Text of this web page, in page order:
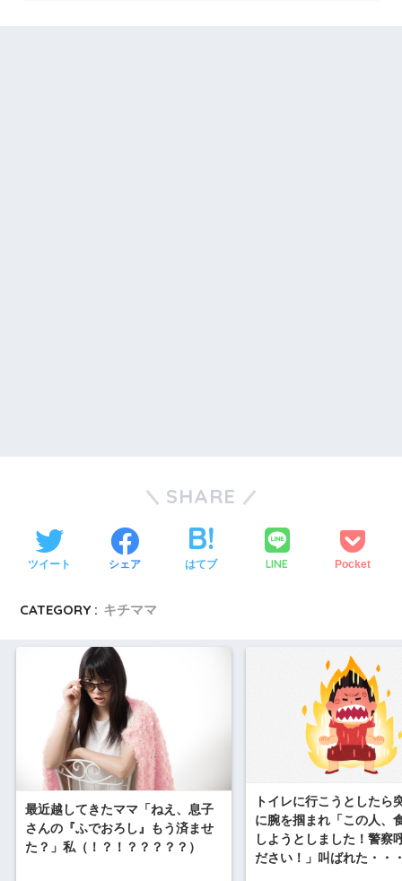
SHARE
ツイート シェア はてブ LINE Pocket
CATEGORY : キチママ
最近越してきたママ「ねえ、息子
さんの『ふでおろし』もう済ませ
た？」私（！？！？？？？？）
トイレに行こうとしたら
に腕を掴まれ「この人、
しようとしました！警察
ださい！」叫ばれた・・